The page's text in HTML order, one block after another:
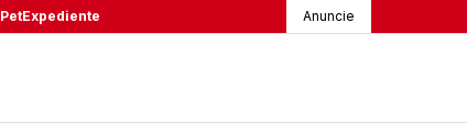
PetExpediente Anuncie